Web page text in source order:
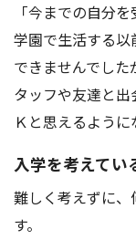
「今までの自分
学園で生活する
できませんでし
タッフや友達と
Ｋと思えるように
入学を考えてい
難しく考えずに
す。